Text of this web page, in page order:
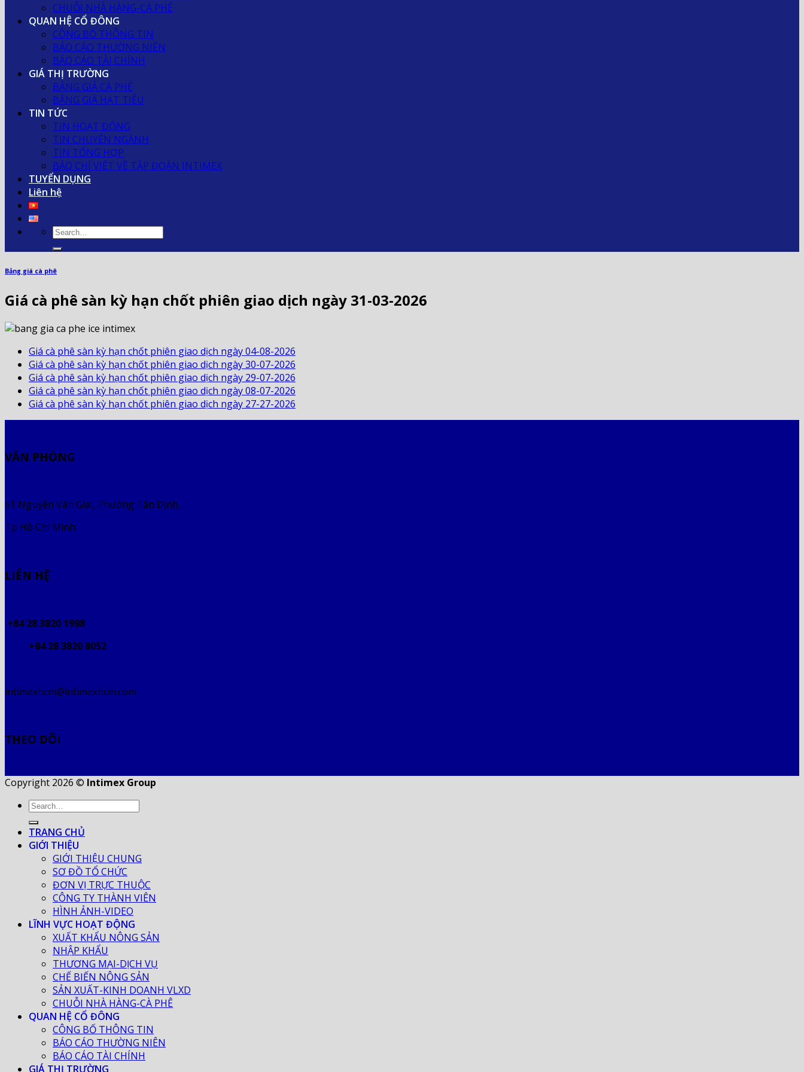
CHUỖI NHÀ HÀNG-CÀ PHÊ
QUAN HỆ CỔ ĐÔNG
CÔNG BỐ THÔNG TIN
BÁO CÁO THƯỜNG NIÊN
BÁO CÁO TÀI CHÍNH
GIÁ THỊ TRƯỜNG
BẢNG GIÁ CÀ PHÊ
BẢNG GIÁ HẠT TIÊU
TIN TỨC
TIN HOẠT ĐỘNG
TIN CHUYÊN NGÀNH
TIN TỔNG HỢP
BÁO CHÍ VIẾT VỀ TẬP ĐOÀN INTIMEX
TUYỂN DỤNG
Liên hệ
Bảng giá cà phê
Giá cà phê sàn kỳ hạn chốt phiên giao dịch ngày 31-03-2026
Giá cà phê sàn kỳ hạn chốt phiên giao dịch ngày 04-08-2026
Giá cà phê sàn kỳ hạn chốt phiên giao dịch ngày 30-07-2026
Giá cà phê sàn kỳ hạn chốt phiên giao dịch ngày 29-07-2026
Giá cà phê sàn kỳ hạn chốt phiên giao dịch ngày 08-07-2026
Giá cà phê sàn kỳ hạn chốt phiên giao dịch ngày 27-27-2026
VĂN PHÒNG
61 Nguyễn Văn Giai, Phường Tân Định,
Tp Hồ Chí Minh
LIÊN HỆ
+84 28 3820 1998
+84 28 3820 8052
intimexhcm@intimexhcm.com
THEO DÕI
Copyright 2026 © Intimex Group
TRANG CHỦ
GIỚI THIỆU
GIỚI THIỆU CHUNG
SƠ ĐỒ TỔ CHỨC
ĐƠN VỊ TRỰC THUỘC
CÔNG TY THÀNH VIÊN
HÌNH ẢNH-VIDEO
LĨNH VỰC HOẠT ĐỘNG
XUẤT KHẨU NÔNG SẢN
NHẬP KHẨU
THƯƠNG MẠI-DỊCH VỤ
CHẾ BIẾN NÔNG SẢN
SẢN XUẤT-KINH DOANH VLXD
CHUỖI NHÀ HÀNG-CÀ PHÊ
QUAN HỆ CỔ ĐÔNG
CÔNG BỐ THÔNG TIN
BÁO CÁO THƯỜNG NIÊN
BÁO CÁO TÀI CHÍNH
GIÁ THỊ TRƯỜNG